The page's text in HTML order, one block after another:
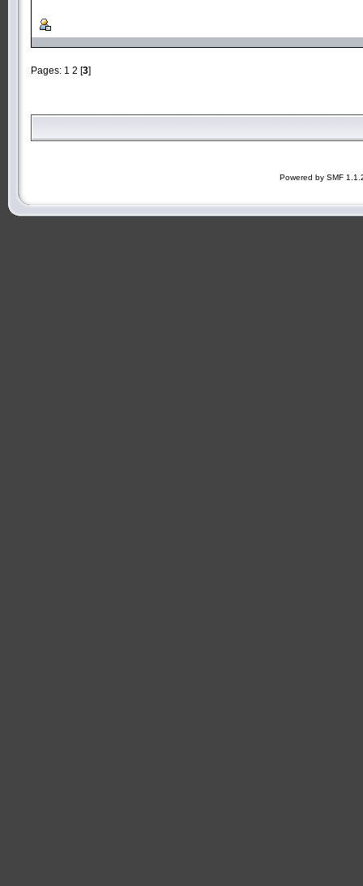
Pages: 1 2 [3]
Powered by SMF